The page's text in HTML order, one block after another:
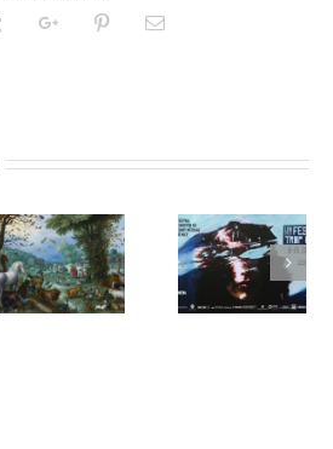
TumblrGoogleplusPinterestEmail